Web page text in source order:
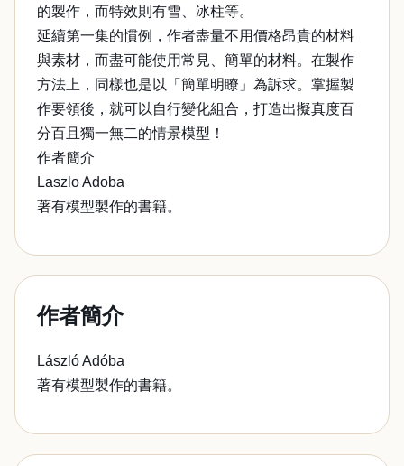
的製作，而特效則有雪、冰柱等。
延續第一集的慣例，作者盡量不用價格昂貴的材料
與素材，而盡可能使用常見、簡單的材料。在製作
方法上，同樣也是以「簡單明瞭」為訴求。掌握製
作要領後，就可以自行變化組合，打造出擬真度百
分百且獨一無二的情景模型！
作者簡介
Laszlo Adoba
著有模型製作的書籍。
作者簡介
László Adóba
著有模型製作的書籍。